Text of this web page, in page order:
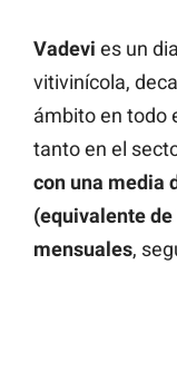
Vadevi es un
vitivinícola,
ámbito en todo
tanto en el
con una media
(equivalente
mensuales,